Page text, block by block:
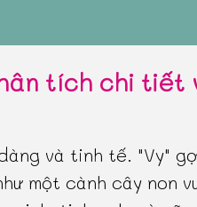
tích chi tiết
và tinh tế. "Vy"
một cành cây non